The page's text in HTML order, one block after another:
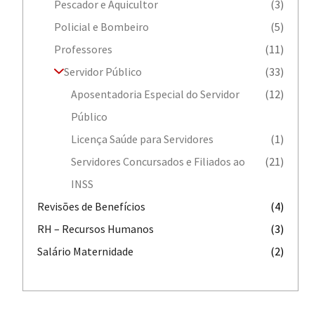
Pescador e Aquicultor
(3)
Policial e Bombeiro
(5)
Professores
(11)
Servidor Público
(33)
Aposentadoria Especial do Servidor
Público
(12)
Licença Saúde para Servidores
(1)
Servidores Concursados e Filiados ao
INSS
(21)
Revisões de Benefícios
(4)
RH – Recursos Humanos
(3)
Salário Maternidade
(2)